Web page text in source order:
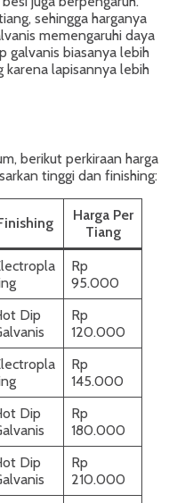
sehingga harganya
memengaruhi daya
galvanis biasanya lebih
lapisannya lebih
berikut perkiraan harga
tinggi dan finishing:
Harga Per
Tiang
Rp
95.000
Dip
Rp
120.000
Rp
145.000
Dip
Rp
180.000
Dip
Rp
210.000